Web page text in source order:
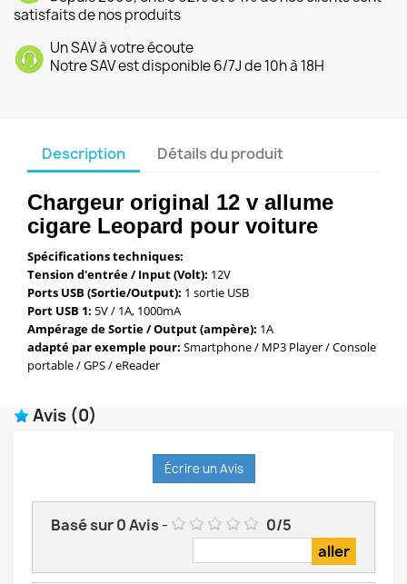
satisfaits de nos produits
Un SAV à votre écoute
Notre SAV est disponible 6/7J de 10h à 18H
Description Détails du produit
Chargeur original 12 v allume
cigare Leopard pour voiture
Spécifications techniques:
Tension d'entrée / Input (Volt): 12V
Ports USB (Sortie/Output): 1 sortie USB
Port USB 1: 5V / 1A, 1000mA
Ampérage de Sortie / Output (ampère): 1A
adapté par exemple pour: Smartphone / MP3 Player / Console
portable / GPS / eReader
Avis (0)
Écrire un Avis
Basé sur0Avis- 0/5